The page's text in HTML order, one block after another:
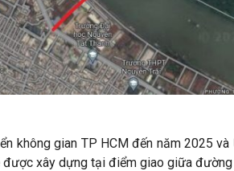
không gian TP HCM đến năm 2025
được xây dựng tại điểm giao giữa